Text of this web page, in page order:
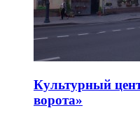
Культурный
ворота»